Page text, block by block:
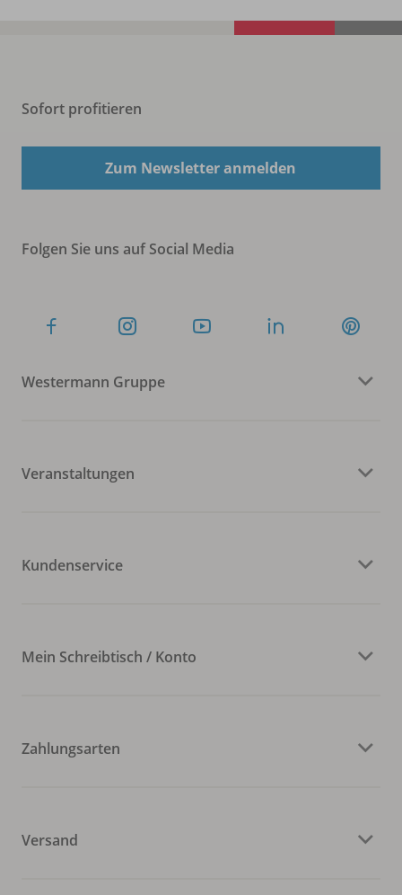
Sofort profitieren
Zum Newsletter anmelden
Folgen Sie uns auf Social Media
Westermann Gruppe
Veranstaltungen
Kundenservice
Mein Schreibtisch / Konto
Zahlungsarten
Versand